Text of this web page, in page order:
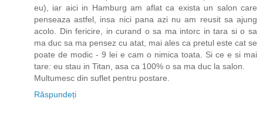
eu), iar aici in Hamburg am aflat ca exista un salon care
penseaza astfel, insa nici pana azi nu am reusit sa ajung
acolo. Din fericire, in curand o sa ma intorc in tara si o sa
ma duc sa ma pensez cu atat, mai ales ca pretul este cat se
poate de modic - 9 lei e cam o nimica toata. Si ce e si mai
tare: eu stau in Titan, asa ca 100% o sa ma duc la salon.
Multumesc din suflet pentru postare.
Răspundeți